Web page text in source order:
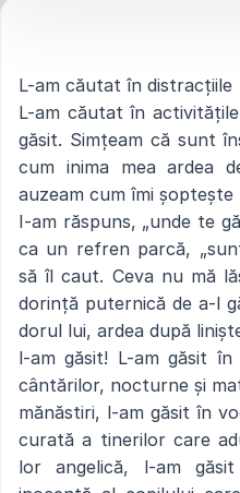
L-am căutat în distracțiile
L-am căutat în
găsit. Simțeam că sunt
cum inima mea ardea
auzeam cum îmi șoptește
I-am răspuns, „unde te
ca un refren parcă,
să îl caut. Ceva nu mă
dorință puternică de a-l
dorul lui, ardea după
l-am găsit! L-am găsit
cântărilor, nocturne și
mănăstiri, l-am găsit în
curată a tinerilor care
lor angelică, l-am